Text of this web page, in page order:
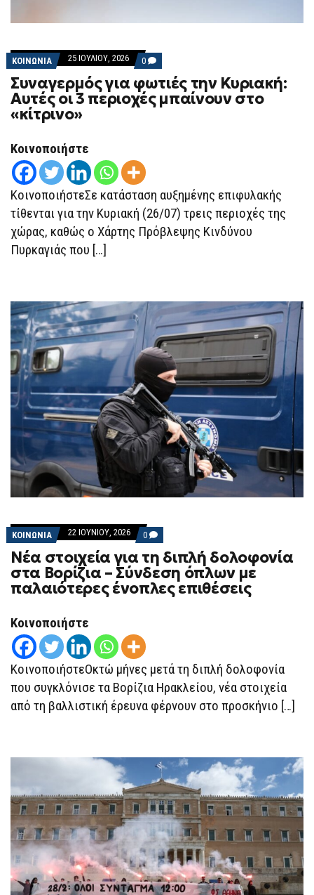
ΚΟΙΝΩΝΙΑ 25 ΙΟΥΛΊΟΥ, 2026 0 COMMENTS
ON
ΣΥΝΑΓΕΡΜΌΣ
ΓΙΑ
ΦΩΤΙΈΣ
«ΚΊΤΡΙΝΟ»
Συναγερμός για φωτιές την Κυριακή:
Αυτές οι 3 περιοχές μπαίνουν στο
«κίτρινο»
Κοινοποιήστε
ΚοινοποιήστεΣε κατάσταση αυξημένης επιφυλακής
τίθενται για την Κυριακή (26/07) τρεις περιοχές της
χώρας, καθώς ο Χάρτης Πρόβλεψης Κινδύνου
Πυρκαγιάς που […]
ΚΟΙΝΩΝΙΑ 22 ΙΟΥΝΊΟΥ, 2026 0 COMMENTS
ON
ΝΈΑ
ΣΤΟΙΧΕΊΑ
ΓΙΑ
ΤΗ
ΔΙΠΛΉ
ΜΕ
ΠΑΛΑΙΌΤΕΡΕΣ
ΈΝΟΠΛΕΣ
ΕΠΙΘΈΣΕΙΣ
Νέα στοιχεία για τη διπλή δολοφονία
στα Βορίζια – Σύνδεση όπλων με
παλαιότερες ένοπλες επιθέσεις
Κοινοποιήστε
ΚοινοποιήστεΟκτώ μήνες μετά τη διπλή δολοφονία
που συγκλόνισε τα Βορίζια Ηρακλείου, νέα στοιχεία
από τη βαλλιστική έρευνα φέρνουν στο προσκήνιο […]